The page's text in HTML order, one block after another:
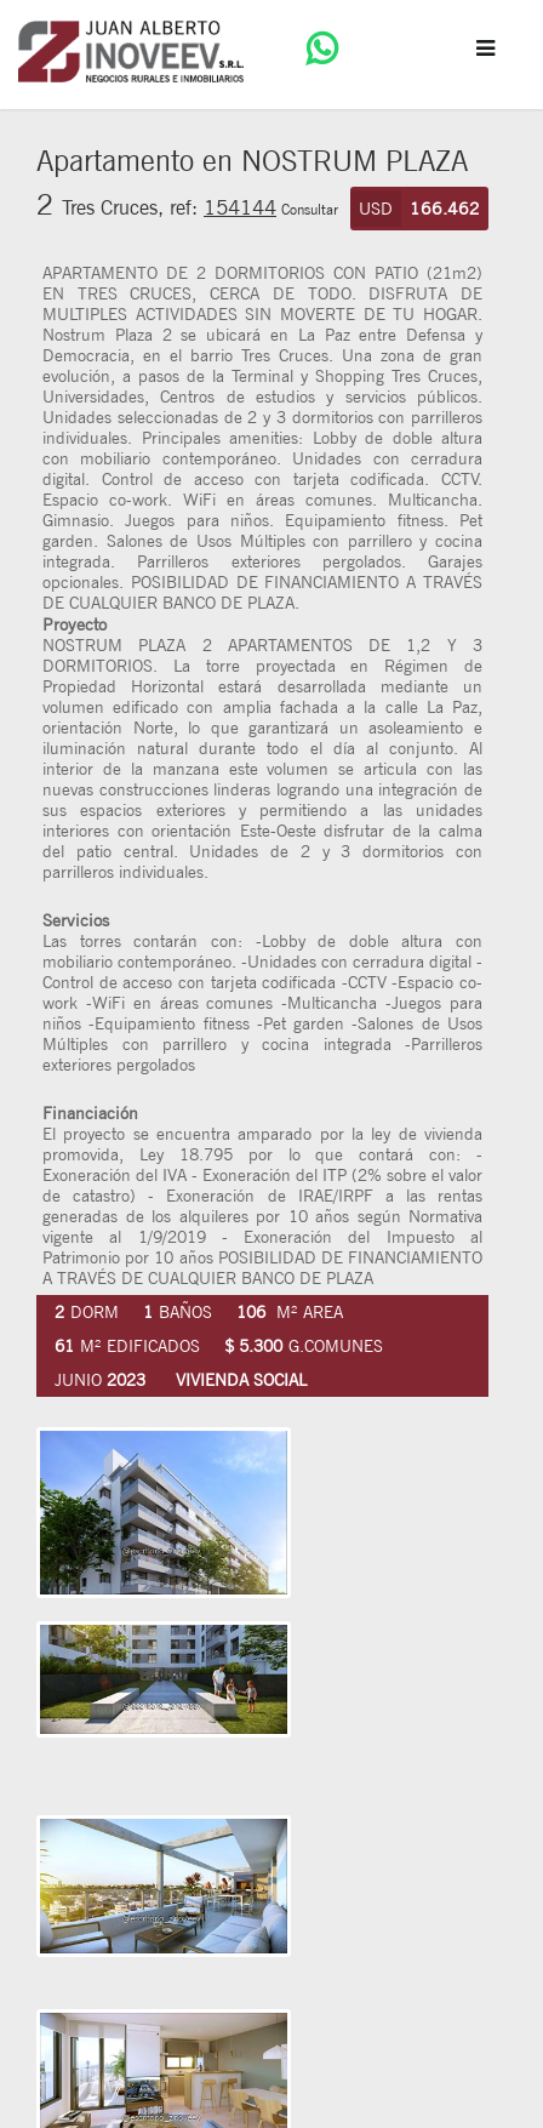
Apartamento en NOSTRUM PLAZA
2 Tres Cruces, ref: 154144 Consultar USD 166.462
APARTAMENTO DE 2 DORMITORIOS CON PATIO (21m2)
EN TRES CRUCES, CERCA DE TODO. DISFRUTA DE
MULTIPLES ACTIVIDADES SIN MOVERTE DE TU HOGAR.
Nostrum Plaza 2 se ubicará en La Paz entre Defensa y
Democracia, en el barrio Tres Cruces. Una zona de gran
evolución, a pasos de la Terminal y Shopping Tres Cruces,
Universidades, Centros de estudios y servicios públicos.
Unidades seleccionadas de 2 y 3 dormitorios con parrilleros
individuales. Principales amenities: Lobby de doble altura
con mobiliario contemporáneo. Unidades con cerradura
digital. Control de acceso con tarjeta codificada. CCTV.
Espacio co-work. WiFi en áreas comunes. Multicancha.
Gimnasio. Juegos para niños. Equipamiento fitness. Pet
garden. Salones de Usos Múltiples con parrillero y cocina
integrada. Parrilleros exteriores pergolados. Garajes
opcionales. POSIBILIDAD DE FINANCIAMIENTO A TRAVÉS
DE CUALQUIER BANCO DE PLAZA.
Proyecto
NOSTRUM PLAZA 2 APARTAMENTOS DE 1,2 Y 3
DORMITORIOS. La torre proyectada en Régimen de
Propiedad Horizontal estará desarrollada mediante un
volumen edificado con amplia fachada a la calle La Paz,
orientación Norte, lo que garantizará un asoleamiento e
iluminación natural durante todo el día al conjunto. Al
interior de la manzana este volumen se articula con las
nuevas construcciones linderas logrando una integración de
sus espacios exteriores y permitiendo a las unidades
interiores con orientación Este-Oeste disfrutar de la calma
del patio central. Unidades de 2 y 3 dormitorios con
parrilleros individuales.
Servicios
Las torres contarán con: -Lobby de doble altura con
mobiliario contemporáneo. -Unidades con cerradura digital -
Control de acceso con tarjeta codificada -CCTV -Espacio co-
work -WiFi en áreas comunes -Multicancha -Juegos para
niños -Equipamiento fitness -Pet garden -Salones de Usos
Múltiples con parrillero y cocina integrada -Parrilleros
exteriores pergolados
Financiación
El proyecto se encuentra amparado por la ley de vivienda
promovida, Ley 18.795 por lo que contará con: -
Exoneración del IVA - Exoneración del ITP (2% sobre el valor
de catastro) - Exoneración de IRAE/IRPF a las rentas
generadas de los alquileres por 10 años según Normativa
vigente al 1/9/2019 - Exoneración del Impuesto al
Patrimonio por 10 años POSIBILIDAD DE FINANCIAMIENTO
A TRAVÉS DE CUALQUIER BANCO DE PLAZA
2 DORM 1 BAÑOS 106
M² AREA
61 M² EDIFICADOS $ 5.300 G.COMUNES
JUNIO 2023 VIVIENDA SOCIAL